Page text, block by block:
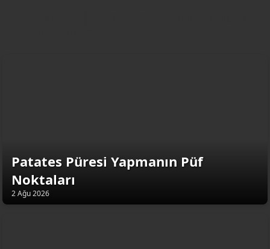
Patates Püresi Yapmanın Püf
Noktaları
2 Ağu 2026